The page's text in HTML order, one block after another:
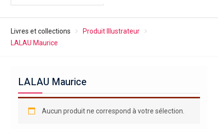
Livres et collections
Produit Illustrateur
LALAU Maurice
LALAU Maurice
Aucun produit ne correspond à votre sélection.